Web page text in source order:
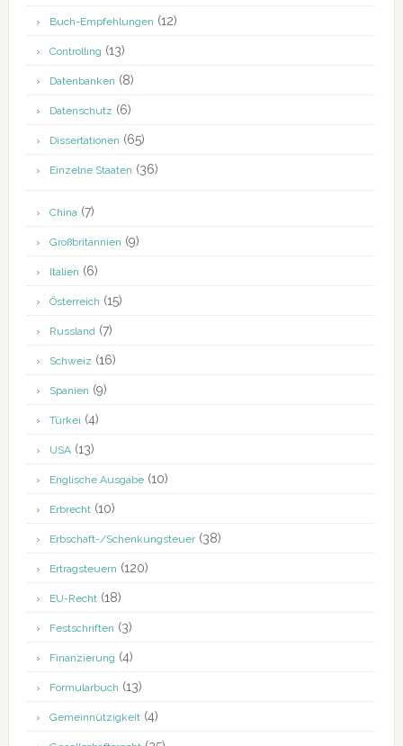
Buch-Empfehlungen (12)
Controlling (13)
Datenbanken (8)
Datenschutz (6)
Dissertationen (65)
Einzelne Staaten (36)
China (7)
Großbritannien (9)
Italien (6)
Österreich (15)
Russland (7)
Schweiz (16)
Spanien (9)
Türkei (4)
USA(13)
Englische Ausgabe(10)
Erbrecht(10)
Erbschaft-/Schenkungsteuer(38)
Ertragsteuern (120)
EU-Recht(18)
Festschriften (3)
Finanzierung (4)
Formularbuch (13)
Gemeinnützigkeit(4)